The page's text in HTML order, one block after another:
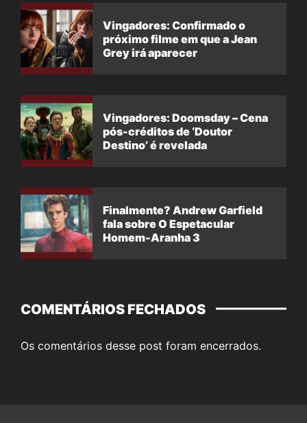
Vingadores: Confirmado o
próximo filme em que a Jean
Grey irá aparecer
Vingadores: Doomsday – Cena
pós-créditos de ‘Doutor
Destino’ é revelada
Finalmente? Andrew Garfield
fala sobre O Espetacular
Homem-Aranha 3
COMENTÁRIOS FECHADOS
Os comentários desse post foram encerrados.